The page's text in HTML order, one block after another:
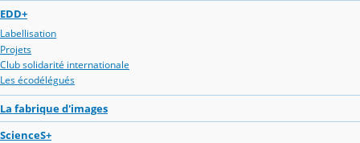
EDD+
Labellisation
Projets
Club solidarité internationale
Les écodélégués
La fabrique d'images
ScienceS+